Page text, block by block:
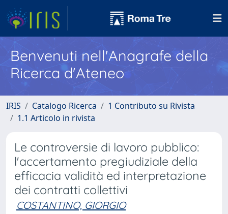
Benvenuti nell'Anagrafe della
Ricerca d'Ateneo
IRIS Catalogo Ricerca
1 Contributo su Rivista
1.1 Articolo in rivista
Le controversie di lavoro pubblico:
l'accertamento pregiudiziale della
efficacia validità ed interpretazione
dei contratti collettivi
COSTANTINO, GIORGIO